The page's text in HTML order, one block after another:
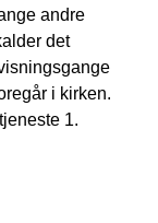
andre
det
i kirken.
1.